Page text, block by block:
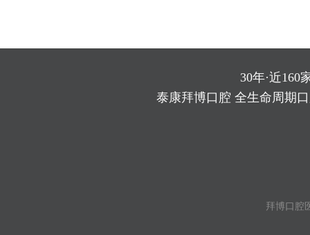
30年·近160
泰康拜博口腔 全生命周期
拜博口腔